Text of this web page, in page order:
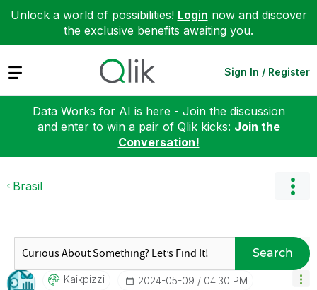
Unlock a world of possibilities! Login now and discover
the exclusive benefits awaiting you.
Expand Sign In / Register
Data Works for AI is here - Join the discussion
and enter to win a pair of Qlik kicks: Join the
Conversation!
Brasil
Search
Kaikpizzi ‎2024-05-09 04:30 PM